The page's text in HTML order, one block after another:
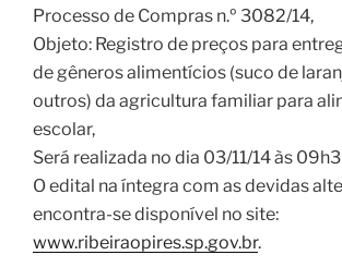
Processo de Compras n.º 3082/14,
Objeto: Registro de preços para
de gêneros alimentícios (suco de
outros) da agricultura familiar para
escolar,
Será realizada no dia 03/11/14 às
O edital na íntegra com as devidas
encontra-se disponível no site:
www.ribeiraopires.sp.gov.br.